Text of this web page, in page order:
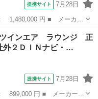
提携サイト 7月28日
ク ■ グレード名： 積
台内寸 長さ：２９９ｃ
ツインエア ラウンジ 正
２ＤＩＮナビ・…
提携サイト 7月28日